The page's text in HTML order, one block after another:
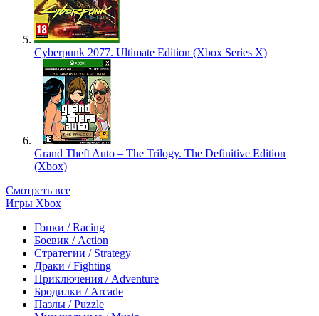
Cyberpunk 2077. Ultimate Edition (Xbox Series X)
Grand Theft Auto – The Trilogy. The Definitive Edition
(Xbox)
Смотреть все
Игры Xbox
Гонки / Racing
Боевик / Action
Стратегии / Strategy
Драки / Fighting
Приключения / Adventure
Бродилки / Arcade
Пазлы / Puzzle